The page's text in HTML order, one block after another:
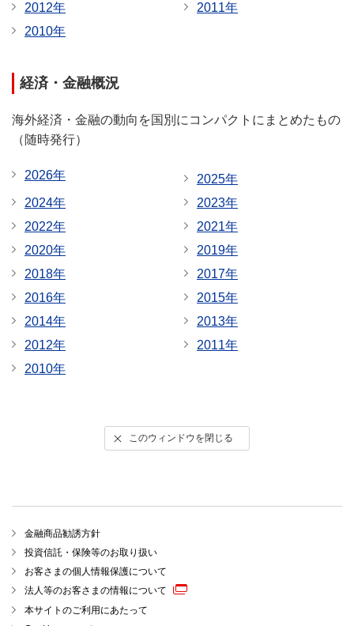
2012年
2011年
2010年
経済・金融概況
海外経済・金融の動向を国別にコンパクトにまとめたもの
（随時発行）
2026年
2025年
2024年
2023年
2022年
2021年
2020年
2019年
2018年
2017年
2016年
2015年
2014年
2013年
2012年
2011年
2010年
このウィンドウを閉じる
金融商品勧誘方針
投資信託・保険等のお取り扱い
お客さまの個人情報保護について
法人等のお客さまの情報について
本サイトのご利用にあたって